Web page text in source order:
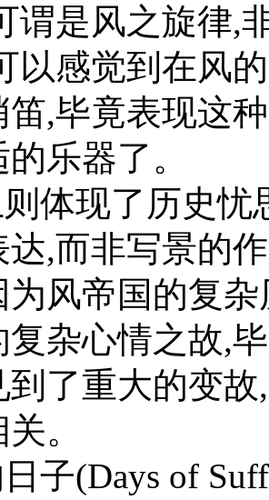
谓是风之旋律,
以感觉到在风
笛,毕竟表现这
乐器了。
体现了历史忧
达,而非写景的
为风帝国的复
复杂心情之故,
到了重大的变
。
子(Days of